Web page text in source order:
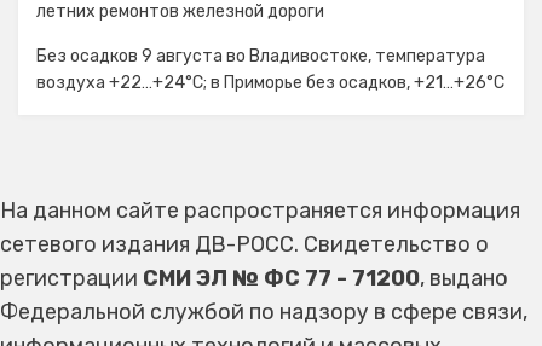
летних ремонтов железной дороги
Без осадков 9 августа во Владивостоке, температура
воздуха +22…+24°C; в Приморье без осадков, +21…+26°C
На данном сайте распространяется информация
сетевого издания ДВ-РОСС. Свидетельство о
регистрации СМИ ЭЛ № ФС 77 - 71200, выдано
Федеральной службой по надзору в сфере связи,